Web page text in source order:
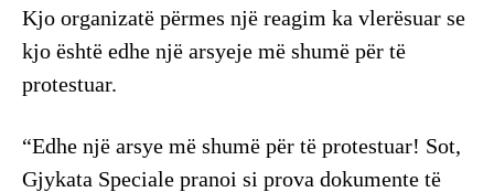
Kjo organizatë përmes një reagim ka vlerësuar se
kjo është edhe një arsyeje më shumë për të
protestuar.
“Edhe një arsye më shumë për të protestuar! Sot,
Gjykata Speciale pranoi si prova dokumente të